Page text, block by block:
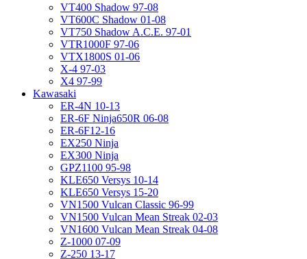
VT400 Shadow 97-08
VT600C Shadow 01-08
VT750 Shadow A.C.E. 97-01
VTR1000F 97-06
VTX1800S 01-06
X-4 97-03
X4 97-99
Kawasaki
ER-4N 10-13
ER-6F Ninja650R 06-08
ER-6F12-16
EX250 Ninja
EX300 Ninja
GPZ1100 95-98
KLE650 Versys 10-14
KLE650 Versys 15-20
VN1500 Vulcan Classic 96-99
VN1500 Vulcan Mean Streak 02-03
VN1600 Vulcan Mean Streak 04-08
Z-1000 07-09
Z-250 13-17